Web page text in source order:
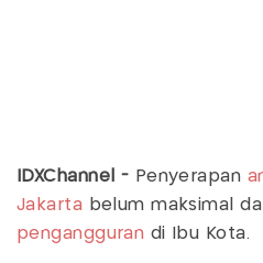
IDXChannel - Penyerapan
Jakarta belum maksimal
pengangguran di Ibu Kota.